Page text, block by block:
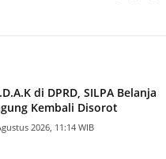
di DPRD, SILPA Belanja
Kembali Disorot
2026, 11:14 WIB